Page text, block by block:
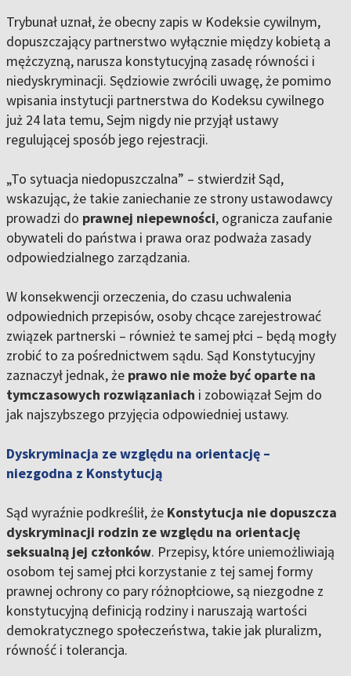
Trybunał uznał, że obecny zapis w Kodeksie cywilnym,
dopuszczający partnerstwo wyłącznie między kobietą a
mężczyzną, narusza konstytucyjną zasadę równości i
niedyskryminacji. Sędziowie zwrócili uwagę, że pomimo
wpisania instytucji partnerstwa do Kodeksu cywilnego
już 24 lata temu, Sejm nigdy nie przyjął ustawy
regulującej sposób jego rejestracji.
„To sytuacja niedopuszczalna” – stwierdził Sąd,
wskazując, że takie zaniechanie ze strony ustawodawcy
prowadzi do prawnej niepewności, ogranicza zaufanie
obywateli do państwa i prawa oraz podważa zasady
odpowiedzialnego zarządzania.
W konsekwencji orzeczenia, do czasu uchwalenia
odpowiednich przepisów, osoby chcące zarejestrować
związek partnerski – również te samej płci – będą mogły
zrobić to za pośrednictwem sądu. Sąd Konstytucyjny
zaznaczył jednak, że prawo nie może być oparte na
tymczasowych rozwiązaniach i zobowiązał Sejm do
jak najszybszego przyjęcia odpowiedniej ustawy.
Dyskryminacja ze względu na orientację –
niezgodna z Konstytucją
Sąd wyraźnie podkreślił, że Konstytucja nie dopuszcza
dyskryminacji rodzin ze względu na orientację
seksualną jej członków. Przepisy, które uniemożliwiają
osobom tej samej płci korzystanie z tej samej formy
prawnej ochrony co pary różnopłciowe, są niezgodne z
konstytucyjną definicją rodziny i naruszają wartości
demokratycznego społeczeństwa, takie jak pluralizm,
równość i tolerancja.